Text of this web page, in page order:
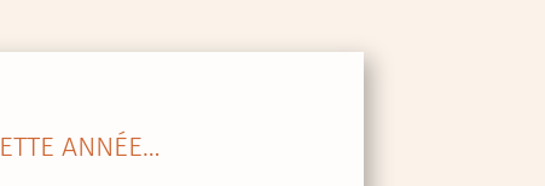
ANNÉE…